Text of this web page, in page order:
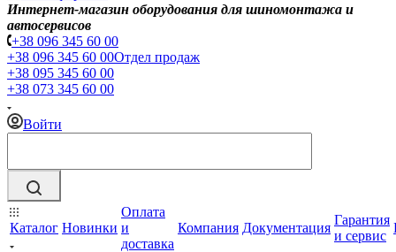
Интернет-магазин оборудования для шиномонтажа и
автосервисов
+38 096 345 60 00
+38 096 345 60 00Отдел продаж
+38 095 345 60 00
+38 073 345 60 00
Войти
Каталог Новинки
Оплата
и
доставка
Компания Документация
Гарантия
и сервис